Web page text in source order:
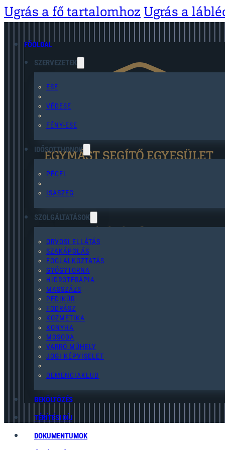
Ugrás a fő tartalomhoz Ugrás a
FŐOLDAL
SZERVEZETEK
ESE
VÉDESE
FÉNY-ESE
IDŐSOTTHONOK
PÉCEL
ISASZEG
SZOLGÁLTATÁSOK
ORVOSI ELLÁTÁS
SZAKÁPOLÁS
FOGLALKOZTATÁS
GYÓGYTORNA
HIDROTERÁPIA
MASSZÁZS
PEDIKŰR
FODRÁSZ
KOZMETIKA
KONYHA
MOSODA
VARRÓ MŰHELY
JOGI KÉPVISELET
DEMENCIAKLUB
BEKÖLTÖZÉS
TÉRÍTÉSI DÍJ
DOKUMENTUMOK
EGYMÁST SEGÍTŐ EGYESÜLET
pecel@egymast-segito.hu
(28) 454-076
ADATKEZELÉSI TÁJÉKOZTATÓ